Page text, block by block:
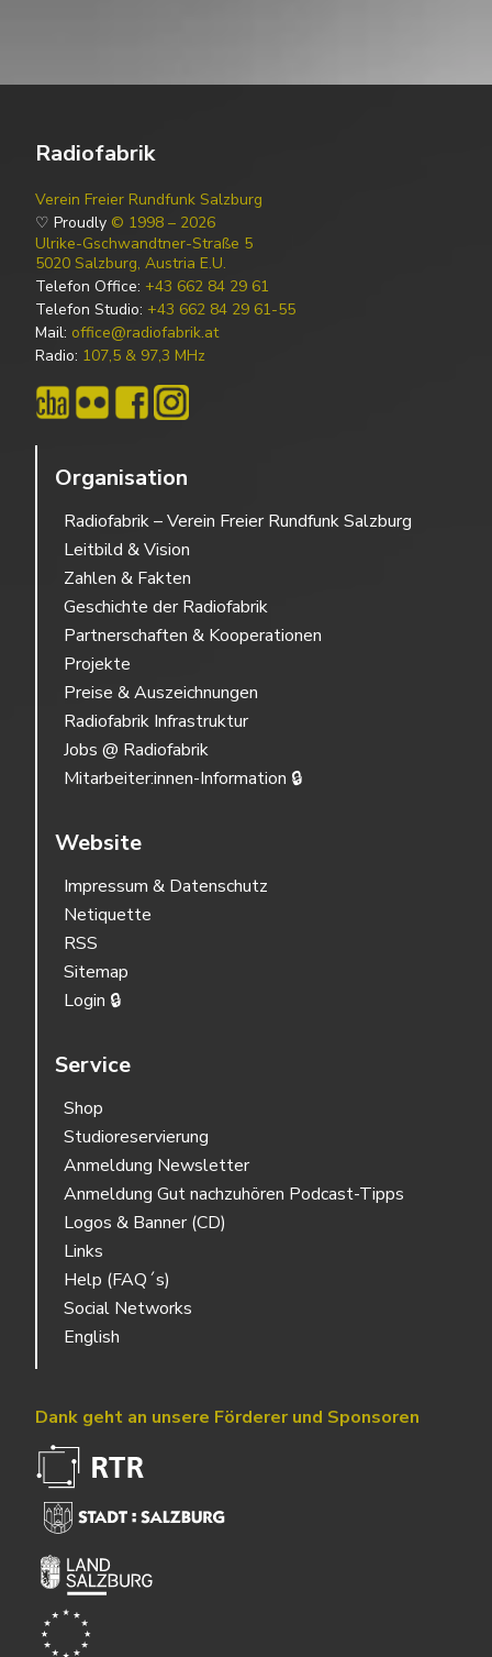
Radiofabrik
Verein Freier Rundfunk Salzburg
♡ Proudly © 1998 – 2026
Ulrike-Gschwandtner-Straße 5
5020 Salzburg, Austria E.U.
Telefon Office: +43 662 84 29 61
Telefon Studio: +43 662 84 29 61-55
Mail: office@radiofabrik.at
Radio: 107,5 & 97,3 MHz
Organisation
Radiofabrik – Verein Freier Rundfunk Salzburg
Leitbild & Vision
Zahlen & Fakten
Geschichte der Radiofabrik
Partnerschaften & Kooperationen
Projekte
Preise & Auszeichnungen
Radiofabrik Infrastruktur
Jobs @ Radiofabrik
Mitarbeiter:innen-Information 🔒
Website
Impressum & Datenschutz
Netiquette
RSS
Sitemap
Login 🔒
Service
Shop
Studioreservierung
Anmeldung Newsletter
Anmeldung Gut nachzuhören Podcast-Tipps
Logos & Banner (CD)
Links
Help (FAQ´s)
Social Networks
English
Dank geht an unsere Förderer und Sponsoren